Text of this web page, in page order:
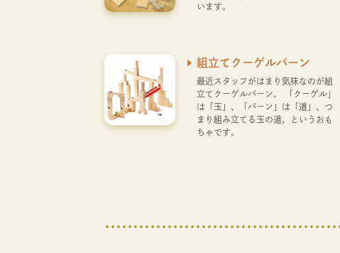
います。
組立てクーゲルバーン
最近スタッフがはまり気味なのが組
立てクーゲルバーン。 「クーゲル」
は「玉」、「バーン」は「道」、つ
まり組み立てる玉の道、というおも
ちゃです。